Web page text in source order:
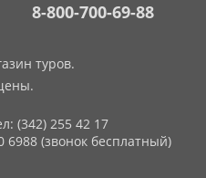
8-800-700-69-88
туров.
(342) 255 42 17
(звонок бесплатный)